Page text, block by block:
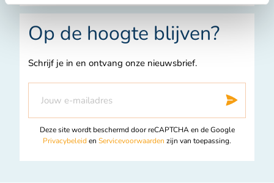
n
t
g
r
a
Op de hoogte blijven?
Schrijf je in en ontvang onze nieuwsbrief.
op
onzeDeze site wordt beschermd door reCAPTCHA en de Google
Privacybeleid en Servicevoorwaarden zijn van toepassing.